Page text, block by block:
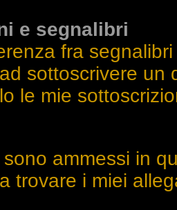
e segnalibri
fra
sottoscrivere un
le mie
ammessi in
trovare i miei